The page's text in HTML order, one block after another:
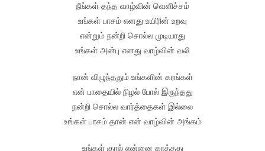
நீங்கள் தந்த வாழ்வின் வெளிச்சம்
உங்கள் பாசம் எனது உயிரின் உறவு
என்றும் நன்றி சொல்ல முடியாது
உங்கள் அன்பு எனது வாழ்வின் வலி
நான் விழுந்ததும் உங்களின் கரங்கள்
என் பாதையில் நிழல் போல் இருந்தது
நன்றி சொல்ல வார்த்தைகள் இல்லை
உங்கள் பாசம் தான் என் வாழ்வின் அங்கம்
உங்கள் குரல் என்னை காத்தது